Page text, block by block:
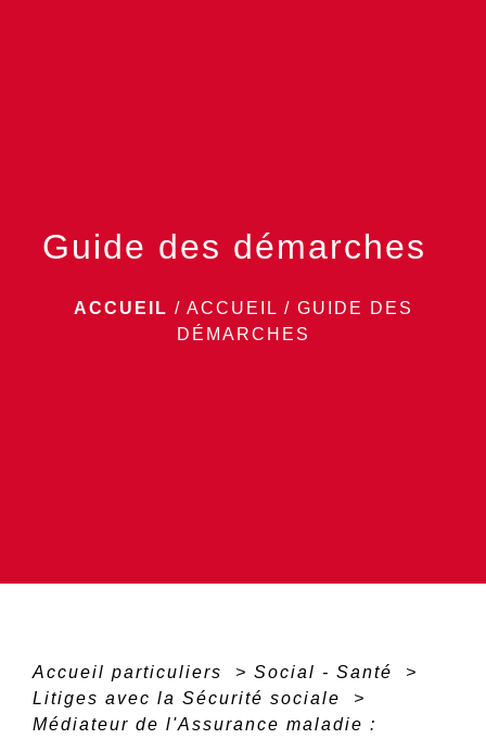
Guide des démarches
ACCUEIL / ACCUEIL / GUIDE DES
DÉMARCHES
Accueil particuliers > Social - Santé
>
Litiges avec la Sécurité sociale
>
Médiateur de l'Assurance maladie :